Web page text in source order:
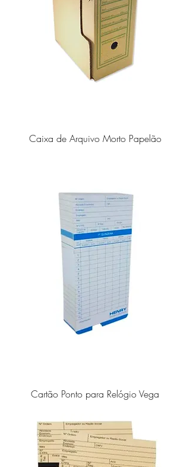
Caixa de Arquivo Morto Papelão
Cartão Ponto para Relógio Vega